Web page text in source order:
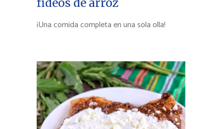
¡Una comida completa en una sola olla!